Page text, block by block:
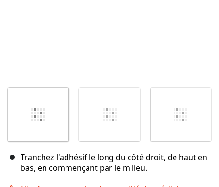
Tranchez l'adhésif le long du côté droit, de haut en
bas, en commençant par le milieu.